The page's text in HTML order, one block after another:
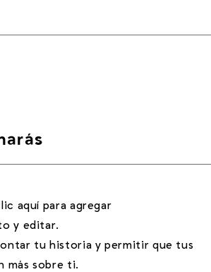
aquí para agregar
y editar.
tu historia y permitir que tus
más sobre ti.